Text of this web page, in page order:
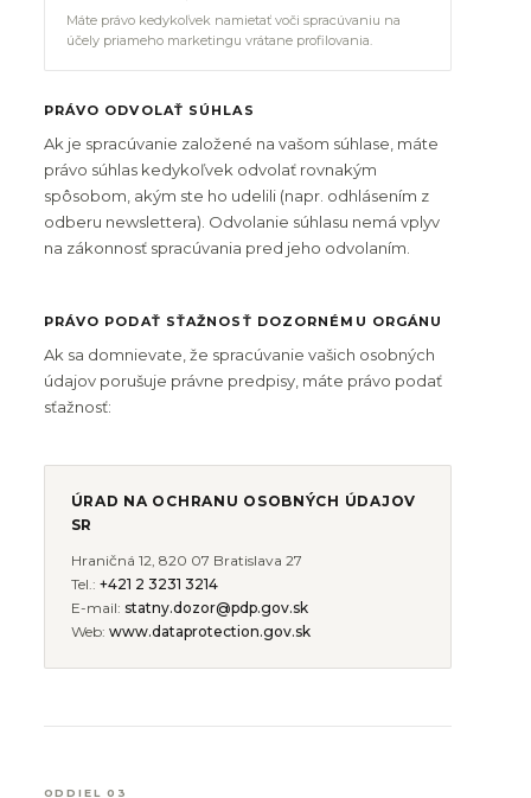
Máte právo kedykoľvek namietať voči spracúvaniu na
účely priameho marketingu vrátane profilovania.
PRÁVO ODVOLAŤ SÚHLAS
Ak je spracúvanie založené na vašom súhlase, máte
právo súhlas kedykoľvek odvolať rovnakým
spôsobom, akým ste ho udelili (napr. odhlásením z
odberu newslettera). Odvolanie súhlasu nemá vplyv
na zákonnosť spracúvania pred jeho odvolaním.
PRÁVO PODAŤ SŤAŽNOSŤ DOZORNÉMU ORGÁNU
Ak sa domnievate, že spracúvanie vašich osobných
údajov porušuje právne predpisy, máte právo podať
sťažnosť:
ÚRAD NA OCHRANU OSOBNÝCH ÚDAJOV
SR
Hraničná 12, 820 07 Bratislava 27
Tel.: +421 2 3231 3214
E-mail: statny.dozor@pdp.gov.sk
Web: www.dataprotection.gov.sk
ODDIEL 03